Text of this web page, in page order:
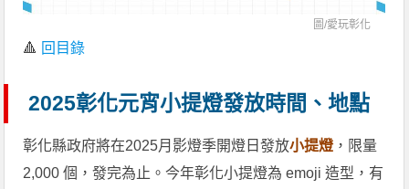
圖/愛玩彰化
🔺 回目錄
2025彰化元宵小提燈發放時間、地點
彰化縣政府將在2025月影燈季開燈日發放小提燈，限量
2,000 個，發完為止。今年彰化小提燈為 emoji 造型，有